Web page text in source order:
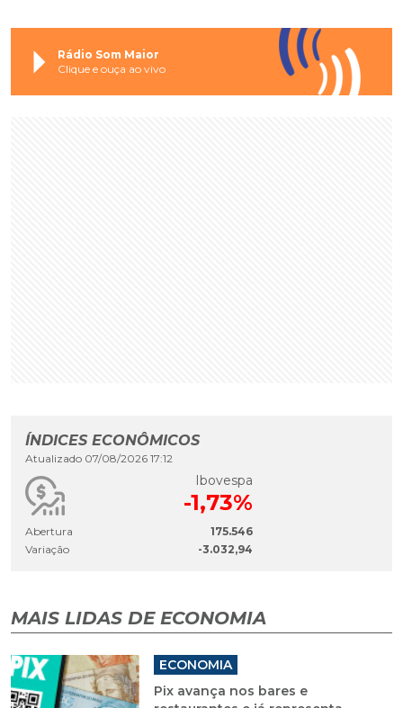
Rádio Som Maior
Clique e ouça ao vivo
ÍNDICES ECONÔMICOS
Atualizado 07/08/2026 17:12
Ibovespa
-1,73%
Abertura
175.546
Variação
-3.032,94
MAIS LIDAS DE ECONOMIA
ECONOMIA
Pix avança nos bares e